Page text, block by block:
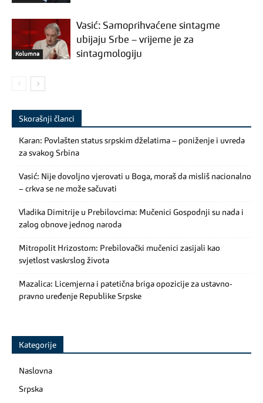
Kolumna
Vasić: Samoprihvaćene sintagme
ubijaju Srbe – vrijeme je za
sintagmologiju
Skorašnji članci
Karan: Povlašten status srpskim dželatima – poniženje i uvreda
za svakog Srbina
Vasić: Nije dovoljno vjerovati u Boga, moraš da misliš nacionalno
– crkva se ne može sačuvati
Vladika Dimitrije u Prebilovcima: Mučenici Gospodnji su nada i
zalog obnove jednog naroda
Mitropolit Hrizostom: Prebilovački mučenici zasijali kao
svjetlost vaskrslog života
Mazalica: Licemjerna i patetična briga opozicije za ustavno-
pravno uređenje Republike Srpske
Kategorije
Naslovna
Srpska